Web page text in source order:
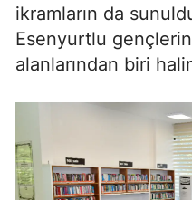
ikramların da
Esenyurtlu
alanlarından biri